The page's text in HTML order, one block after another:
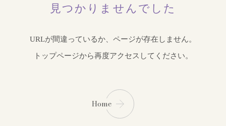
見つかりませんでした
URLが間違っているか、ページが存在しません。
トップページから再度アクセスしてください。
Home